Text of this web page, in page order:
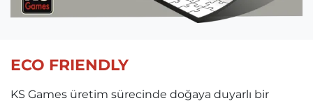
ECO FRIENDLY
KS Games üretim sürecinde doğaya duyarlı bir